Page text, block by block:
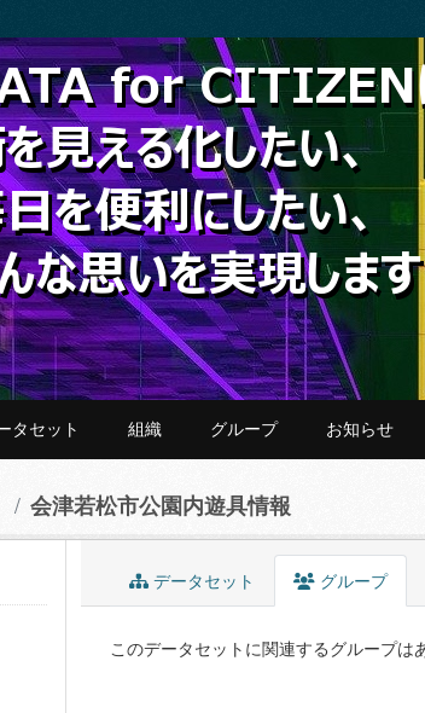
タセット 組織 グループ お知らせ
会津若松市公園内遊具情報
データセット グループ
このデータセットに関連するグループは